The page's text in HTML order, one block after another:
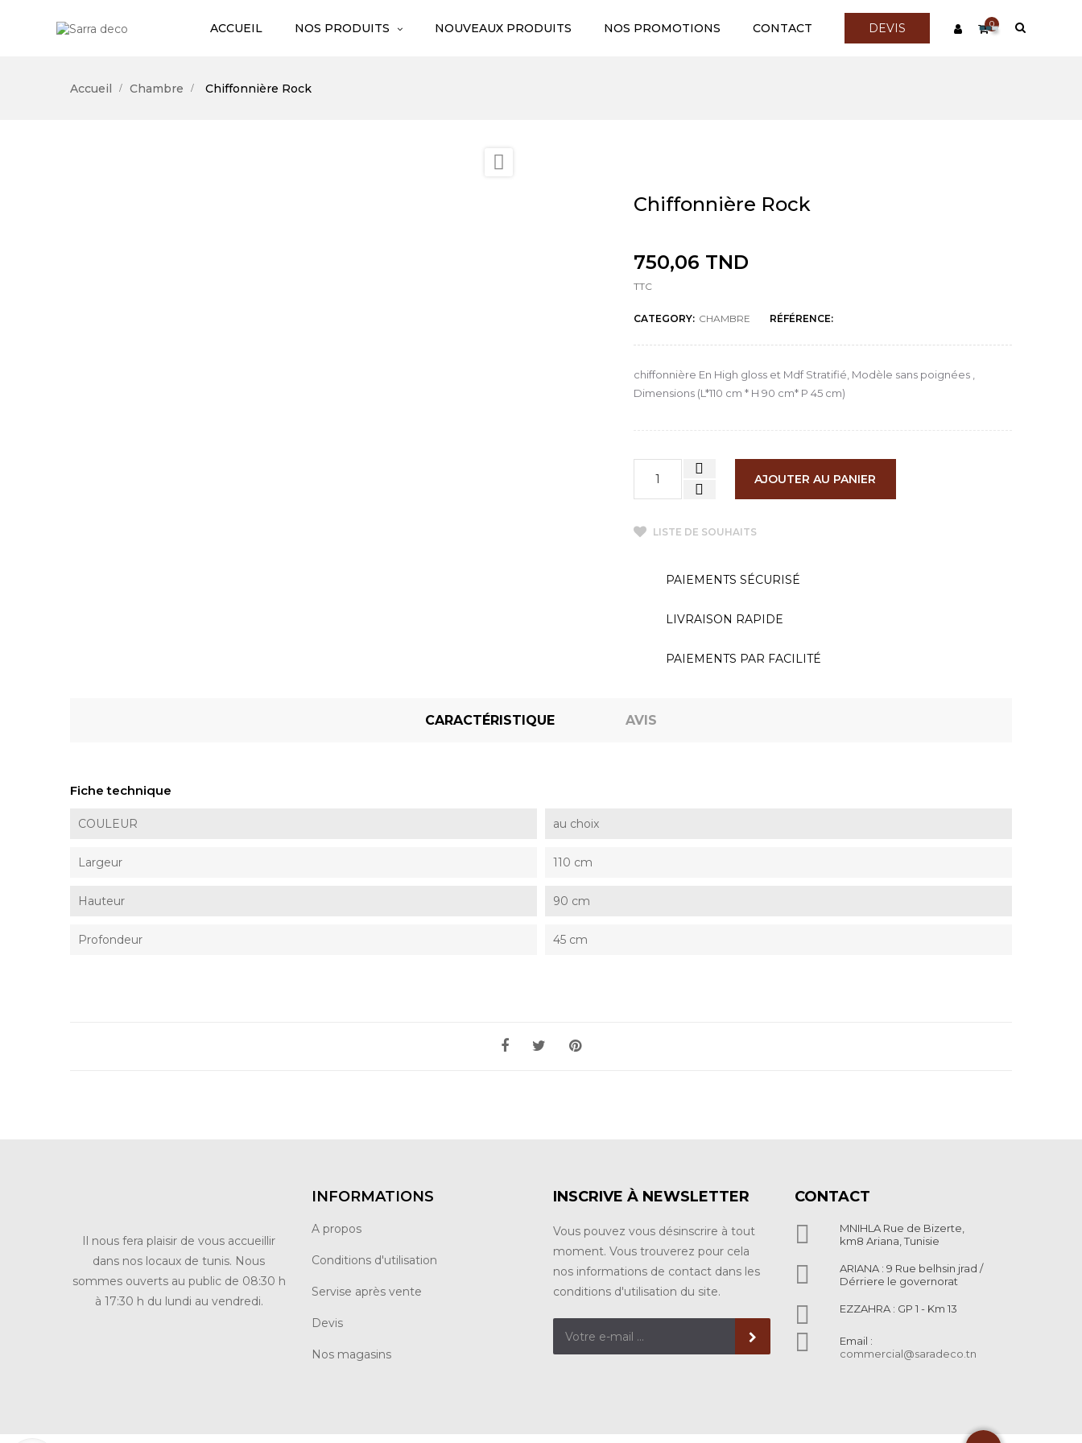
ACCUEIL NOS PRODUITS NOUVEAUX PRODUITS NOS PROMOTIONS CONTACT DEVIS 0
Accueil Chambre Chiffonnière Rock

Chiffonnière Rock
750,06 TND
TTC
CATEGORY: CHAMBRE RÉFÉRENCE:
chiffonnière En High gloss et Mdf Stratifié, Modèle sans poignées ,
Dimensions (L*110 cm * H 90 cm* P 45 cm)
AJOUTER AU PANIER
LISTE DE SOUHAITS
PAIEMENTS SÉCURISÉ
LIVRAISON RAPIDE
PAIEMENTS PAR FACILITÉ
CARACTÉRISTIQUE AVIS
Fiche technique
COULEUR au choix
Largeur 110 cm
Hauteur 90 cm
Profondeur 45 cm
Il nous fera plaisir de vous accueillir
dans nos locaux de tunis. Nous
sommes ouverts au public de 08:30 h
à 17:30 h du lundi au vendredi.
INFORMATIONS
A propos
Conditions d'utilisation
Servise après vente
Devis
Nos magasins
INSCRIVE À NEWSLETTER
Vous pouvez vous désinscrire à tout
moment. Vous trouverez pour cela
nos informations de contact dans les
conditions d'utilisation du site.
CONTACT

MNIHLA Rue de Bizerte,
km8 Ariana, Tunisie

ARIANA : 9 Rue belhsin jrad /
Dérriere le governorat
 EZZAHRA : GP 1 - Km 13

Email :
commercial@saradeco.tn